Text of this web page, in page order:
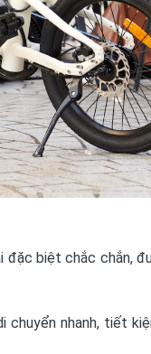
đặc biệt chắc chắn,
chuyển nhanh, tiết